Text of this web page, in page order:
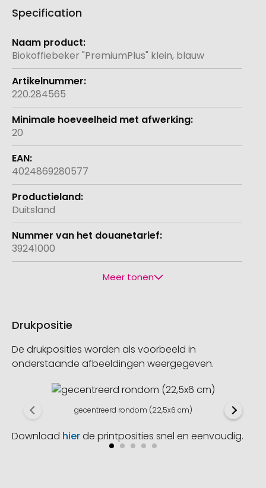
Specification
Meer
informatie
Biokoffiebeker "PremiumPlus" klein, blauw
220.284565
20
4024869280577
Duitsland
39241000
Meer tonen
Drukpositie
De drukposities worden als voorbeeld in
onderstaande afbeeldingen weergegeven.
gecentreerd rondom (22,5x6 cm)
Download hierde printposities snel en eenvoudig.